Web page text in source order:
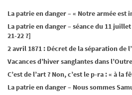
La patrie en danger – « Notre armée est
La patrie en danger – séance du 11
21-22 ?]
2 avril 1871 : Décret de la séparation de
Vacances d’hiver sanglantes dans
C’est de l’art ? Non, c’est le p-ra : « à la
La patrie en danger – Nous sommes